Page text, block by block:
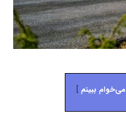
می‌خوام ببینم